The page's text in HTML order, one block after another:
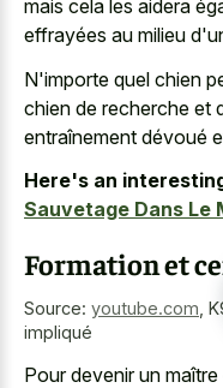
mais cela les aidera
effrayées au milieu
N'importe quel chien
chien de recherche et
entraînement dévoué
Here's an
Sauvetage Dans Le
Formation et
Source: youtube.com,
impliqué
Pour devenir un